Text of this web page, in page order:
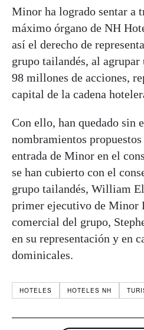
Minor ha logrado sentar a
máximo órgano de NH
así el derecho de
grupo tailandés, al agrupar
98 millones de acciones,
capital de la cadena
Con ello, han quedado sin
nombramientos
entrada de Minor en el
se han cubierto con el
grupo tailandés, William
primer ejecutivo de Minor
comercial del grupo,
en su representación y en
dominicales.
HOTELES HOTELES NH